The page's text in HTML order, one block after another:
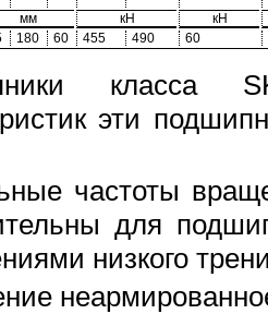
мм кН
кН
180 60 455 490 60
класса
эти
частоты
для
низкого